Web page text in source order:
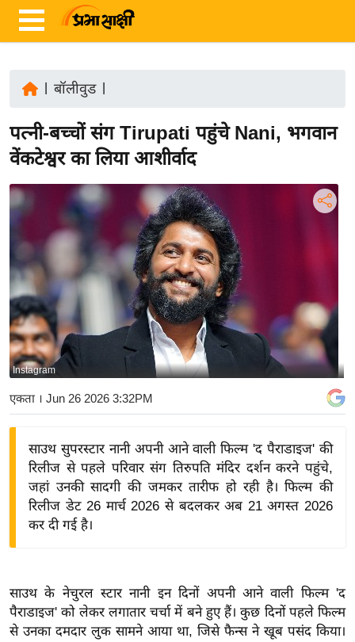
ज़ा
ख
र
ष्ट्री
य
अं
त
र्रा
ष्ट्री
य
बि
ज़
द्यो
त
वि
शे
बॉलीवुड|
पत्नी-बच्चों संग Tirupati पहुंचे Nani, भगवान
वेंकटेश्वर का लिया आशीर्वाद
Instagram
एकता । Jun 26 2026 3:32PM
साउथ सुपरस्टार नानी अपनी आने वाली फिल्म 'द पैराडाइज' की
रिलीज से पहले परिवार संग तिरुपति मंदिर दर्शन करने पहुंचे,
जहां उनकी सादगी की जमकर तारीफ हो रही है। फिल्म की
रिलीज डेट 26 मार्च 2026 से बदलकर अब 21 अगस्त 2026
कर दी गई है।
साउथ के नेचुरल स्टार नानी इन दिनों अपनी आने वाली फिल्म 'द
पैराडाइज' को लेकर लगातार चर्चा में बने हुए हैं। कुछ दिनों पहले फिल्म
से उनका दमदार लुक सामने आया था, जिसे फैन्स ने खूब पसंद किया।